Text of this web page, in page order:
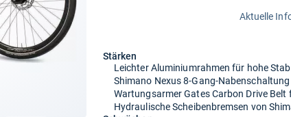
Aktuelle
Stärken
Leichter Aluminiumrahmen für hohe
Shimano Nexus 8-Gang-
Wartungsarmer Gates Carbon Drive Belt
Hydraulische Scheibenbremsen von